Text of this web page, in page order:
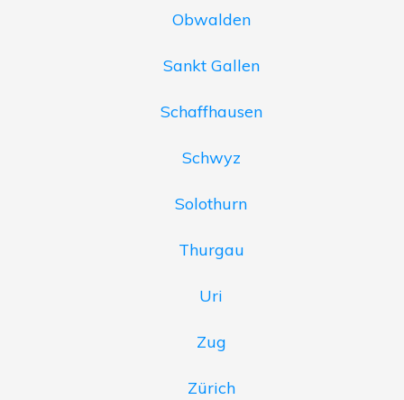
Obwalden
Sankt Gallen
Schaffhausen
Schwyz
Solothurn
Thurgau
Uri
Zug
Zürich